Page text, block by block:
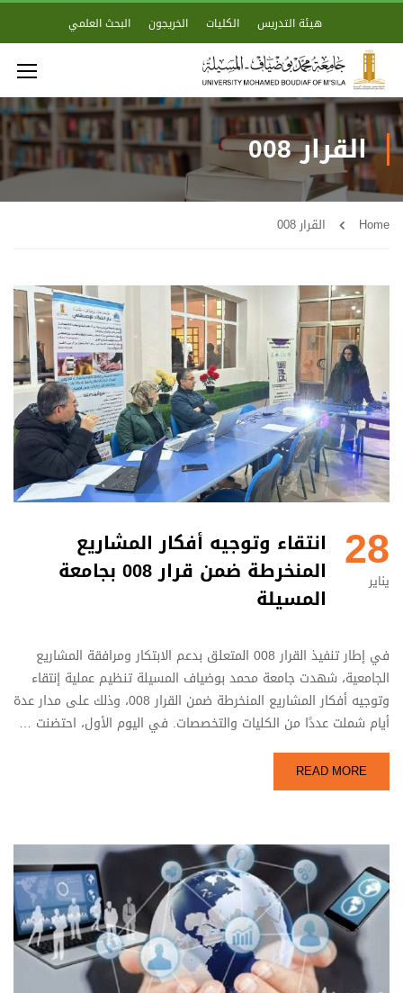
هيئة التدريس الكليات الخريجون البحث العلمي
القرار 008
Home القرار 008
28
يناير
انتقاء وتوجيه أفكار المشاريع
المنخرطة ضمن قرار 008 بجامعة
المسيلة
في إطار تنفيذ القرار 008 المتعلق بدعم الابتكار ومرافقة المشاريع
الجامعية، شهدت جامعة محمد بوضياف المسيلة تنظيم عملية إنتقاء
وتوجيه أفكار المشاريع المنخرطة ضمن القرار 008، وذلك على مدار عدة
أيام شملت عددًا من الكليات والتخصصات. في اليوم الأول، احتضنت …
READ MORE